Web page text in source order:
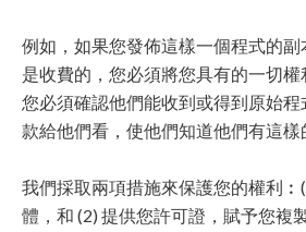
例如，如果您發佈這樣一個程式的
是收費的，您必須將您具有的一切權
您必須確認他們能收到或得到原始
款給他們看，使他們知道他們有這樣
我們採取兩項措施來保護您的權利
體，和 (2) 提供您許可證，賦予您複